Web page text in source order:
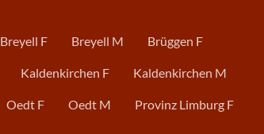
Breyell F Breyell M Brüggen F
Kaldenkirchen F Kaldenkirchen M
Oedt F Oedt M Provinz Limburg F